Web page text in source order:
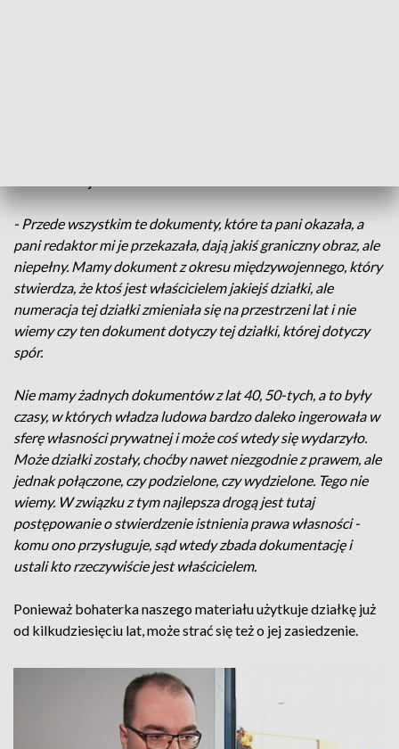
- Przede wszystkim te dokumenty, które ta pani okazała, a
pani redaktor mi je przekazała, dają jakiś graniczny obraz, ale
niepełny. Mamy dokument z okresu międzywojennego, który
stwierdza, że ktoś jest właścicielem jakiejś działki, ale
numeracja tej działki zmieniała się na przestrzeni lat i nie
wiemy czy ten dokument dotyczy tej działki, której dotyczy
spór.
Nie mamy żadnych dokumentów z lat 40, 50-tych, a to były
czasy, w których władza ludowa bardzo daleko ingerowała w
sferę własności prywatnej i może coś wtedy się wydarzyło.
Może działki zostały, choćby nawet niezgodnie z prawem, ale
jednak połączone, czy podzielone, czy wydzielone. Tego nie
wiemy. W związku z tym najlepsza drogą jest tutaj
postępowanie o stwierdzenie istnienia prawa własności -
komu ono przysługuje, sąd wtedy zbada dokumentację i
ustali kto rzeczywiście jest właścicielem.
Ponieważ bohaterka naszego materiału użytkuje działkę już
od kilkudziesięciu lat, może strać się też o jej zasiedzenie.